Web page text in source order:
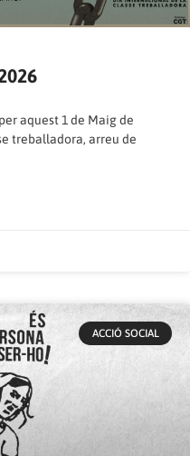
aquest 1 de Maig de
treballadora, arreu de
ACCIÓ SOCIAL